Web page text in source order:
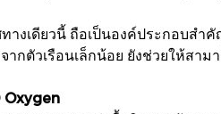
างเดียวนี้ ถือเป็นองค์ประกอบส
กตัวเรือนเล็กน้อย ยังช่วยให้สา
Oxygen